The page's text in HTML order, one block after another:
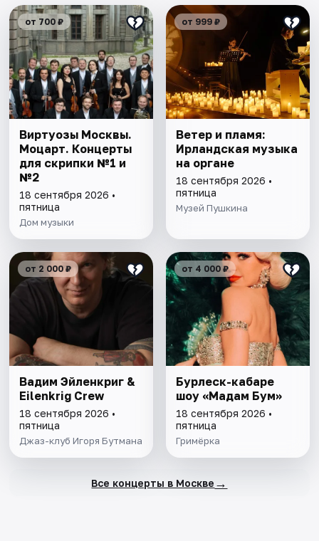
от 700 ₽
Виртуозы Москвы.
Моцарт. Концерты
для скрипки №1 и
№2
18 сентября 2026 •
пятница
Дом музыки
от 999 ₽
Ветер и пламя:
Ирландская музыка
на органе
18 сентября 2026 •
пятница
Музей Пушкина
от 2 000 ₽
Вадим Эйленкриг &
Eilenkrig Crew
18 сентября 2026 •
пятница
Джаз-клуб Игоря Бутмана
от 4 000 ₽
Бурлеск-кабаре
шоу «Мадам Бум»
18 сентября 2026 •
пятница
Гримёрка
Все концерты в Москве →